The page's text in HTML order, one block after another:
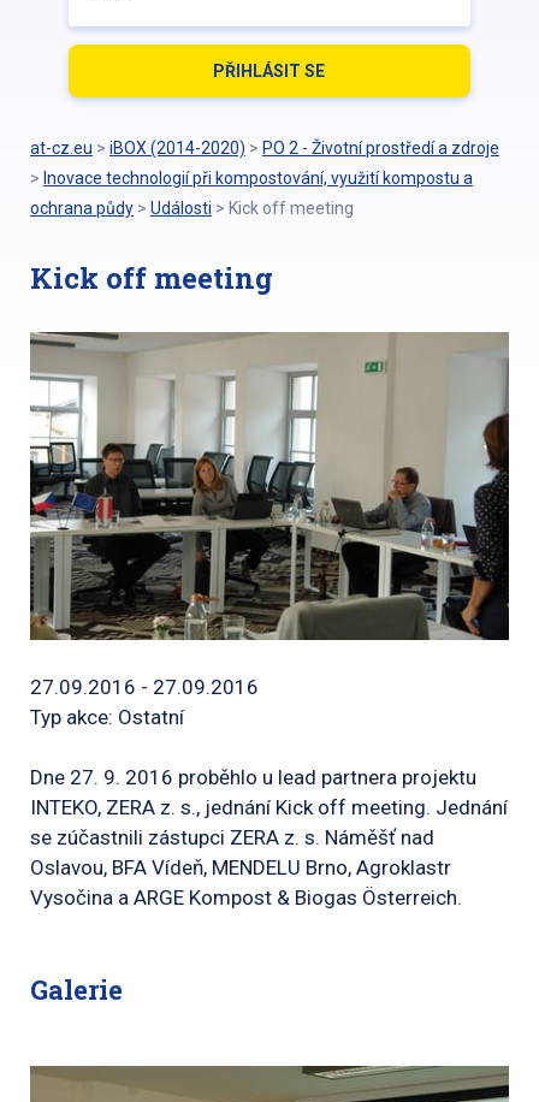
at-cz.eu > iBOX (2014-2020) > PO 2 - Životní prostředí a zdroje
> Inovace technologií při kompostování, využití kompostu a
ochrana půdy > Události > Kick off meeting
Kick off meeting
27.09.2016 - 27.09.2016
Typ akce: Ostatní
Dne 27. 9. 2016 proběhlo u lead partnera projektu
INTEKO, ZERA z. s., jednání Kick off meeting. Jednání
se zúčastnili zástupci ZERA z. s. Náměšť nad
Oslavou, BFA Vídeň, MENDELU Brno, Agroklastr
Vysočina a ARGE Kompost & Biogas Österreich.
Galerie